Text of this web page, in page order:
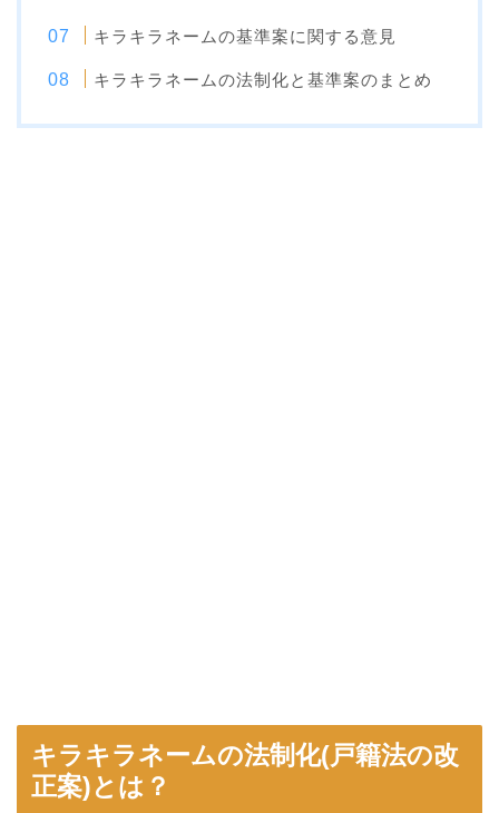
キラキラネームの基準案に関する意見
キラキラネームの法制化と基準案のまとめ
キラキラネームの法制化(戸籍法の改
正案)とは？